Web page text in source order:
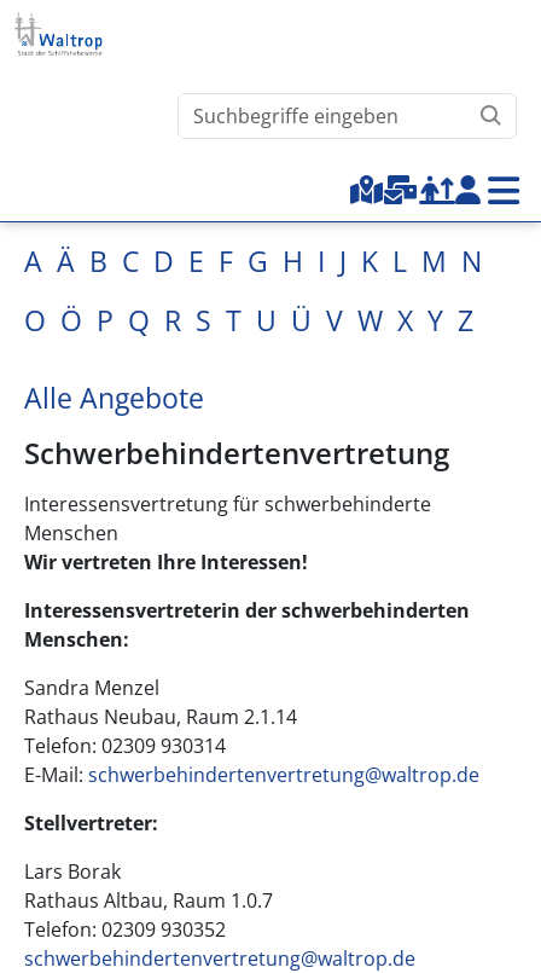
Direkt zum Inhalt
Waltrop.de durchsuchen
Top-Menu
A Ä B C D E F G H I J K L M N
O Ö P Q R S T U Ü V W X Y Z
Alle Angebote
Schwerbehindertenvertretung
Interessensvertretung für schwerbehinderte
Menschen
Wir vertreten Ihre Interessen!
Interessensvertreterin der schwerbehinderten
Menschen:
Sandra Menzel
Rathaus Neubau, Raum 2.1.14
Telefon: 02309 930314
E-Mail: schwerbehindertenvertretung@waltrop.de
Stellvertreter:
Lars Borak
Rathaus Altbau, Raum 1.0.7
Telefon: 02309 930352
schwerbehindertenvertretung@waltrop.de